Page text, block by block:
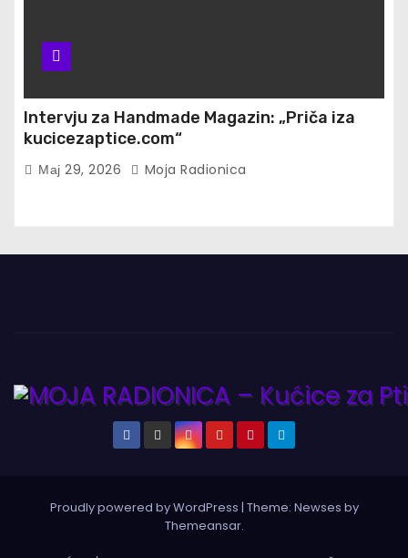
Intervju za Handmade Magazin: „Priča iza
kucicezaptice.com“
Мај 29, 2026 Moja Radionica
Proudly powered by WordPress | Theme: Newses by
Themeansar.